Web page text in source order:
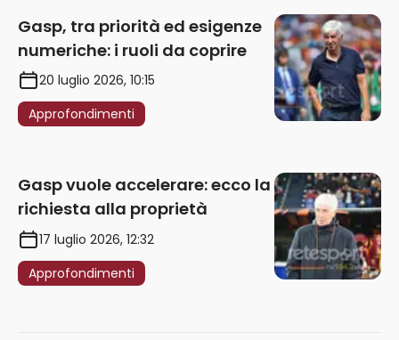
Gasp, tra priorità ed esigenze
numeriche: i ruoli da coprire
20 luglio 2026, 10:15
Approfondimenti
Gasp vuole accelerare: ecco la
richiesta alla proprietà
17 luglio 2026, 12:32
Approfondimenti